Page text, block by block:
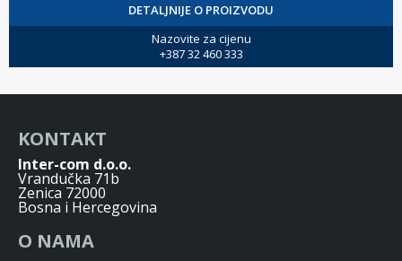
DETALJNIJE O PROIZVODU
Nazovite za cijenu
+387 32 460 333
KONTAKT
Inter-com d.o.o.
Vrandučka 71b
Zenica 72000
Bosna i Hercegovina
O NAMA